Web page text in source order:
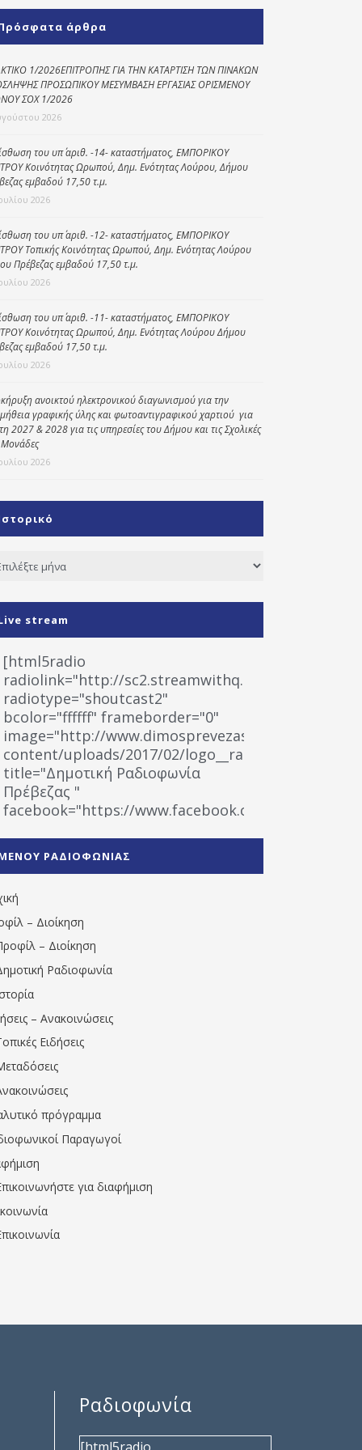
Κοινωνικό
παντοπωλείο
Kοινωνικό
φαρμακείο
Πρόγραμμα
Κέντρο Ημερήσιας
Φροντίδας
Ηλικιωμένων
(Κ.Η.Φ.Η.) Πρέβεζας
άρθρα
1/2026ΕΠΙΤΡΟΠΗΣ ΓΙΑ ΤΗΝ ΚΑΤΑΡΤΙΣΗ ΤΩΝ ΠΙΝΑΚΩΝ
ΠΡΟΣΩΠΙΚΟΥ ΜΕΣΥΜΒΑΣΗ ΕΡΓΑΣΙΑΣ ΟΡΙΣΜΕΝΟΥ
ΣΟΧ 1/2026
2026
του υπ΄ αριθ. -14- καταστήματος, ΕΜΠΟΡΙΚΟΥ
Κοινότητας Ωρωπού, Δημ. Ενότητας Λούρου, Δήμου
εμβαδού 17,50 τ.μ.
2026
του υπ΄ αριθ. -12- καταστήματος, ΕΜΠΟΡΙΚΟΥ
Τοπικής Κοινότητας Ωρωπού, Δημ. Ενότητας Λούρου
Πρέβεζας εμβαδού 17,50 τ.μ.
2026
του υπ΄ αριθ. -11- καταστήματος, ΕΜΠΟΡΙΚΟΥ
Κοινότητας Ωρωπού, Δημ. Ενότητας Λούρου Δήμου
εμβαδού 17,50 τ.μ.
2026
ανοικτού ηλεκτρονικού διαγωνισμού για την
γραφικής ύλης και φωτοαντιγραφικού χαρτιού για
2027 & 2028 για τις υπηρεσίες του Δήμου και τις Σχολικές
2026
stream
[html5radio
radiolink="http://sc2.streamwithq.com:8028/
radiotype="shoutcast2"
bcolor="ffffff" frameborder="0"
image="http://www.dimosprevezas.gr/wp-
content/uploads/2017/02/logo__radiofonias.jpg"
title="Δημοτική Ραδιοφωνία
Πρέβεζας "
facebook="https://www.facebook.com/
1531194763766854/" artist="" ]
ΡΑΔΙΟΦΩΝΙΑΣ
– Διοίκηση
– Διοίκηση
Ραδιοφωνία
– Ανακοινώσεις
Ειδήσεις
πρόγραμμα
Παραγωγοί
για διαφήμιση
Ραδιοφωνία